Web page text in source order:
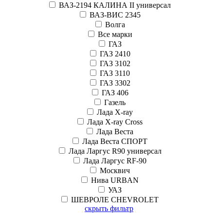
ВАЗ-2194 КАЛИНА II универсал
ВАЗ-ВИС 2345
Волга
Все марки
ГАЗ
ГАЗ 2410
ГАЗ 3102
ГАЗ 3110
ГАЗ 3302
ГАЗ 406
Газель
Лада X-ray
Лада X-ray Cross
Лада Веста
Лада Веста СПОРТ
Лада Ларгус R90 универсал
Лада Ларгус RF-90
Москвич
Нива URBAN
УАЗ
ШЕВРОЛЕ CHEVROLET
скрыть фильтр